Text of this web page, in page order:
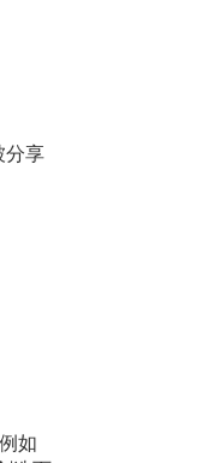
分享
如